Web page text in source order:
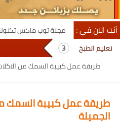
أنت الان في : مجلة توب ماكس
تعليم الطبخ
طريقة عمل كبيبة السمك من
طريقة عمل كبيبة السمك
الجميلة